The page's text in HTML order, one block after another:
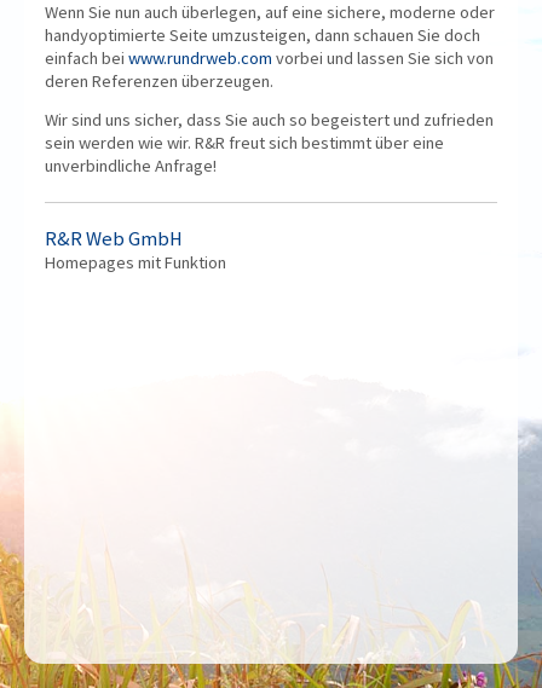
Wenn Sie nun auch überlegen, auf eine sichere, moderne oder
handyoptimierte Seite umzusteigen, dann schauen Sie doch
einfach bei www.rundrweb.com vorbei und lassen Sie sich von
deren Referenzen überzeugen.
Wir sind uns sicher, dass Sie auch so begeistert und zufrieden
sein werden wie wir. R&R freut sich bestimmt über eine
unverbindliche Anfrage!
R&R Web GmbH
Homepages mit Funktion